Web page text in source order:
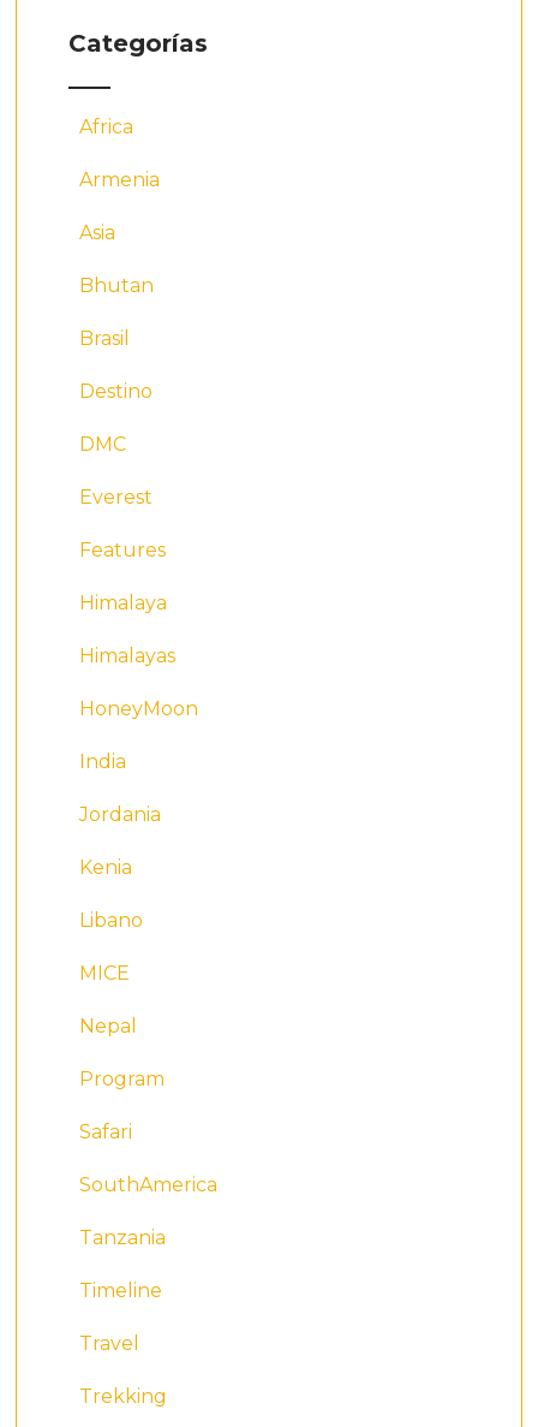
Categorías
Africa
Armenia
Asia
Bhutan
Brasil
Destino
DMC
Everest
Features
Himalaya
Himalayas
HoneyMoon
India
Jordania
Kenia
Libano
MICE
Nepal
Program
Safari
SouthAmerica
Tanzania
Timeline
Travel
Trekking